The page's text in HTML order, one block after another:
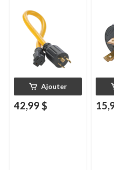
60,96 cm (24 po)
Ajouter
42,99 $